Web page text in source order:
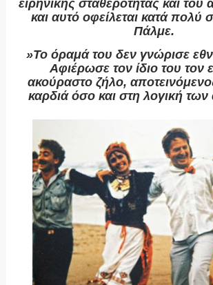
ειρηνικής σταθερότητας και
και αυτό οφείλεται κατά πολύ
Πάλμε.
»Το όραμά του δεν γνώρισε
Αφιέρωσε τον ίδιο του τον
ακούραστο ζήλο,
καρδιά όσο και στη λογική